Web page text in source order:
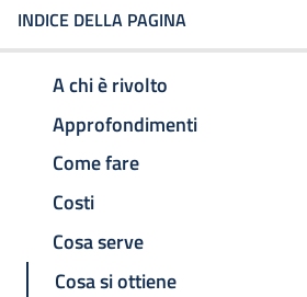
INDICE DELLA PAGINA
A chi è rivolto
Approfondimenti
Come fare
Costi
Cosa serve
Cosa si ottiene